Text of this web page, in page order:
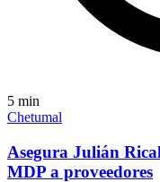
5 min
Chetumal
Asegura Julián
MDP a proveedores